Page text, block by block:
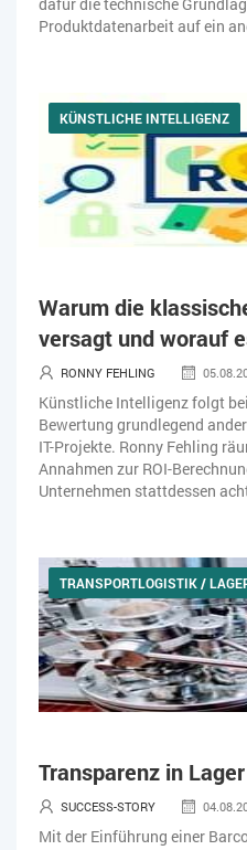
Produktdatenarbeit auf ein
KÜNSTLICHE INTELLIGENZ
Warum die
versagt und worauf
RONNY FEHLING
Künstliche Intelligenz folgt
Bewertung grundlegend
IT-Projekte. Ronny Fehling
Annahmen zur ROI-
Unternehmen stattdessen
TRANSPORTLOGISTIK /
Transparenz in
SUCCESS-STORY
Mit der Einführung einer